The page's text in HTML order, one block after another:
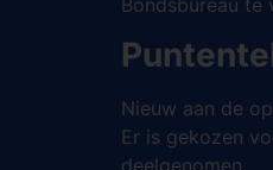
Nieuw aan de
Er is gekozen